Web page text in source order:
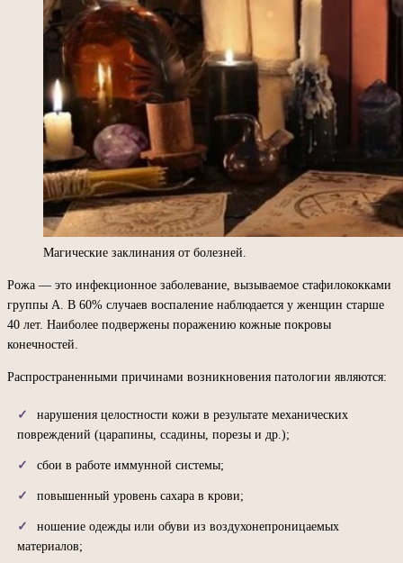
Магические заклинания от болезней.
Рожа — это инфекционное заболевание, вызываемое стафилококками
группы А. В 60% случаев воспаление наблюдается у женщин старше
40 лет. Наиболее подвержены поражению кожные покровы
конечностей.
Распространенными причинами возникновения патологии являются:
нарушения целостности кожи в результате механических
повреждений (царапины, ссадины, порезы и др.);
сбои в работе иммунной системы;
повышенный уровень сахара в крови;
ношение одежды или обуви из воздухонепроницаемых
материалов;